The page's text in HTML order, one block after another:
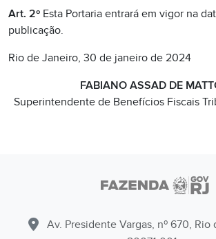
Art. 2º Esta Portaria entrará em vigor na
publicação.
Rio de Janeiro, 30 de janeiro de 2024
FABIANO ASSAD DE
Superintendente de Benefícios Fiscais
Av. Presidente Vargas, nº 670, Rio